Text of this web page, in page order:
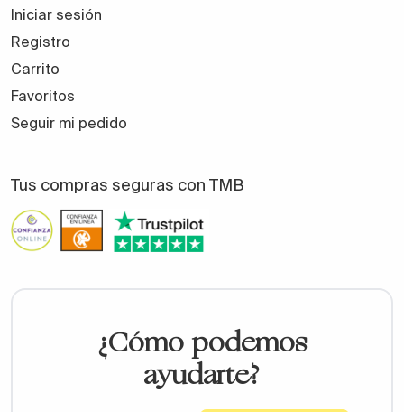
Iniciar sesión
Registro
Carrito
Favoritos
Seguir mi pedido
Tus compras seguras con TMB
¿Cómo podemos
ayudarte?